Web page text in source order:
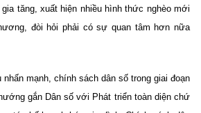
tăng, xuất hiện nhiều hình thức nghèo mới
đòi hỏi phải có sự quan tâm hơn nữa
nhấn mạnh, chính sách dân số trong giai đoạn
gắn Dân số với Phát triển toàn diện chứ